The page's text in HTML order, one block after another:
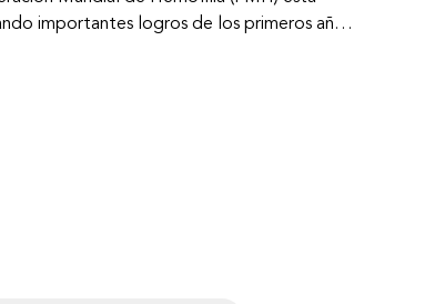
importantes logros de los primeros años
de Acceso a la Atención y el